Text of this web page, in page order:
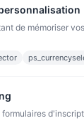
bons de
de mémoriser
formulaires